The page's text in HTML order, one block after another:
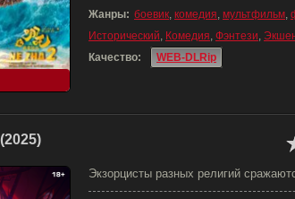
Жанры: боевик, комедия, мультфильм,
Исторический, Комедия, Фэнтези,
Качество:
WEB-DLRip
Экзорцисты разных религий